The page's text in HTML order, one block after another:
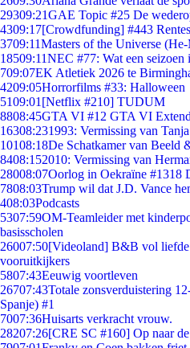
29309:21GAE Topic #25 De
4309:17[Crowdfunding] #443
3709:11Masters of the Universe
18509:11NEC #77: Wat een seizoen
709:07EK Atletiek 2026 te
4209:05Horrorfilms #33: Halloween
5109:01 [Netflix #210] TUDUM
8808:45GTA VI #12 GTA VI
16308:231993: Vermissing van
10108:18De Schatkamer van Beeld
8408:152010: Vermissing van
28008:07Oorlog in Oekraïne #1318
7808:03Trump wil dat J.D. Vance
408:03Podcasts
5307:59OM-Teamleider met
basisscholen
26007:50[Videoland] B&B vol liefde
vooruitkijkers
5807:43Eeuwig voortleven
26707:43Totale zonsverduistering
Spanje) #1
7007:36Huisarts verkracht vrouw.
28207:26[CRE SC #160] Op naar